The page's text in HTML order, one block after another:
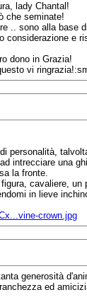
lady Chantal!
che seminate!
.. sono alla base
considerazione e
dono in Grazia!
vi
personalità,
intrecciare una
la fronte.
cavaliere,
in lieve
crown.jpg
generosità
ed